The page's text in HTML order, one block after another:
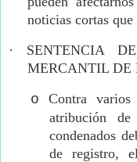
noticias cortas que
·
SENTENCIA
MERCANTIL DE
o
Contra
atribución de
condenados
de registro,